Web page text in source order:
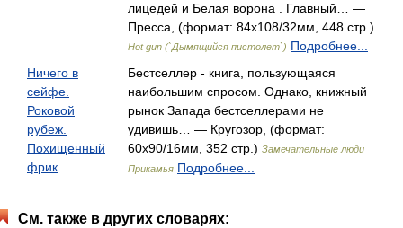
лицедей и Белая ворона . Главный… —
Пресса, (формат: 84x108/32мм, 448 стр.)
Hot gun (`Дымящийся пистолет`) Подробнее...
Ничего в
сейфе.
Роковой
рубеж.
Похищенный
фрик
Бестселлер - книга, пользующаяся
наибольшим спросом. Однако, книжный
рынок Запада бестселлерами не
удивишь… — Кругозор, (формат:
60x90/16мм, 352 стр.) Замечательные люди
Прикамья Подробнее...
См. также в других словарях: